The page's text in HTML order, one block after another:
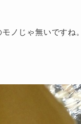
ノじゃ無いですね。